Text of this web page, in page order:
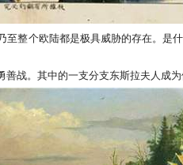
整个欧陆都是极具威胁的存在。是
战。其中的一支分支东斯拉夫人成